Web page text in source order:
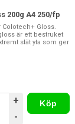
200g A4 250/fp
Gloss.
är ett bestruket
slät yta som ger
+
-
Köp